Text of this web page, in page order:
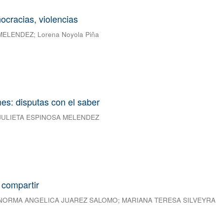
violencias
; Lorena Noyola Piña
disputas con el saber
ESPINOSA MELENDEZ
ANGELICA JUAREZ SALOMO; MARIANA TERESA SILVEYRA